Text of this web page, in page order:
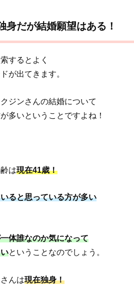
身だが結婚願望はある！
するとよく
が出てきます。
ジンさんの結婚について
多いということですよね！
は現在41歳！
ると思っている方が多い
体誰なのか気になって
ということなのでしょう。
んは現在独身！